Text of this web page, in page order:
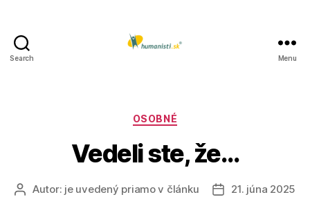
Search Menu
Kategórie
OSOBNÉ
Vedeli ste, že…
AutorAutor: je uvedený priamo v článku
Dátum
21. júna 2025